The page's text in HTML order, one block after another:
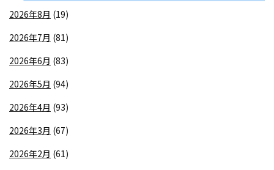
2026年8月 (19)
2026年7月 (81)
2026年6月 (83)
2026年5月 (94)
2026年4月 (93)
2026年3月 (67)
2026年2月 (61)